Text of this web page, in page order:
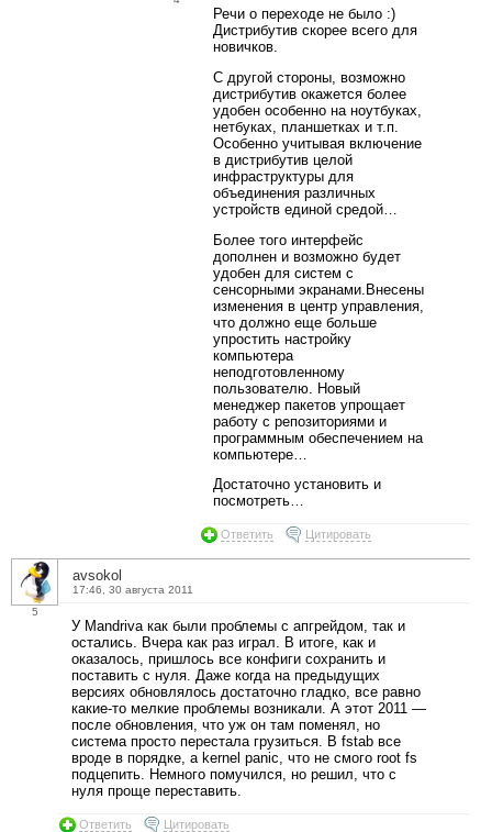
Речи о переходе не было :)
Дистрибутив скорее всего для
новичков.
С другой стороны, возможно
дистрибутив окажется более
удобен особенно на ноутбуках,
нетбуках, планшетках и т.п.
Особенно учитывая включение
в дистрибутив целой
инфраструктуры для
объединения различных
устройств единой средой…
Более того интерфейс
дополнен и возможно будет
удобен для систем с
сенсорными экранами.Внесены
изменения в центр управления,
что должно еще больше
упростить настройку
компьютера
неподготовленному
пользователю. Новый
менеджер пакетов упрощает
работу с репозиториями и
программным обеспечением на
компьютере…
Достаточно установить и
посмотреть…
Ответить Цитировать
5
avsokol
17:46, 30 августа 2011
У Mandriva как были проблемы с апгрейдом, так и
остались. Вчера как раз играл. В итоге, как и
оказалось, пришлось все конфиги сохранить и
поставить с нуля. Даже когда на предыдущих
версиях обновлялось достаточно гладко, все равно
какие-то мелкие проблемы возникали. А этот 2011 —
после обновления, что уж он там поменял, но
система просто перестала грузиться. В fstab все
вроде в порядке, а kernel panic, что не смого root fs
подцепить. Немного помучился, но решил, что с
нуля проще переставить.
Ответить Цитировать